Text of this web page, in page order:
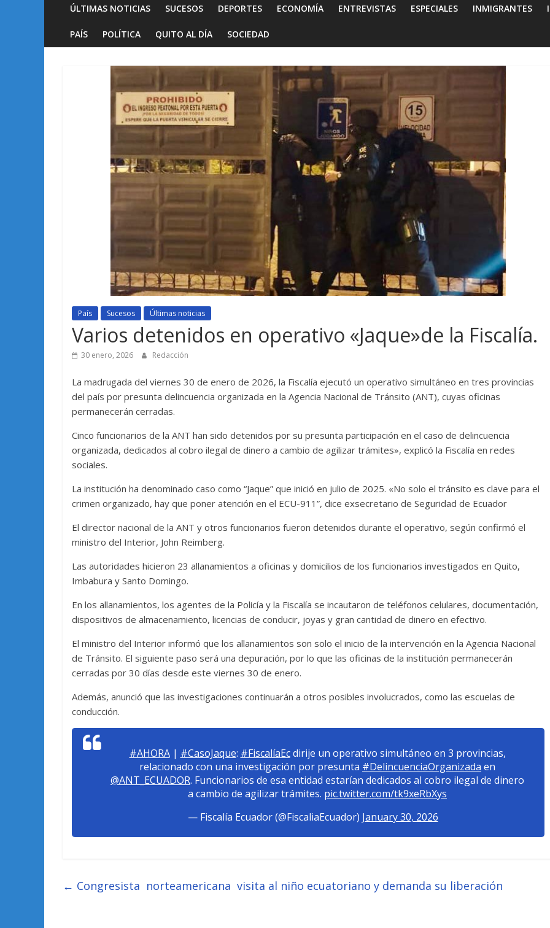
ÚLTIMAS NOTICIAS SUCESOS DEPORTES ECONOMÍA ENTREVISTAS ESPECIALES INMIGRANTES
PAÍS POLÍTICA QUITO AL DÍA SOCIEDAD
País Sucesos Últimas noticias
Varios detenidos en operativo «Jaque»de la Fiscalía.
30 enero, 2026 Redacción
La madrugada del viernes 30 de enero de 2026, la Fiscalía ejecutó un operativo simultáneo en tres provincias
del país por presunta delincuencia organizada en la Agencia Nacional de Tránsito (ANT), cuyas oficinas
permanecerán cerradas.
Cinco funcionarios de la ANT han sido detenidos por su presunta participación en el caso de delincuencia
organizada, dedicados al cobro ilegal de dinero a cambio de agilizar trámites», explicó la Fiscalía en redes
sociales.
La institución ha denominado caso como “Jaque” que inició en julio de 2025. «No solo el tránsito es clave para el
crimen organizado, hay que poner atención en el ECU-911”, dice exsecretario de Seguridad de Ecuador
El director nacional de la ANT y otros funcionarios fueron detenidos durante el operativo, según confirmó el
ministro del Interior, John Reimberg.
Las autoridades hicieron 23 allanamientos a oficinas y domicilios de los funcionarios investigados en Quito,
Imbabura y Santo Domingo.
En los allanamientos, los agentes de la Policía y la Fiscalía se incautaron de teléfonos celulares, documentación,
dispositivos de almacenamiento, licencias de conducir, joyas y gran cantidad de dinero en efectivo.
El ministro del Interior informó que los allanamientos son solo el inicio de la intervención en la Agencia Nacional
de Tránsito. El siguiente paso será una depuración, por lo que las oficinas de la institución permanecerán
cerradas por 30 días desde este viernes 30 de enero.
Además, anunció que las investigaciones continuarán a otros posibles involucrados, como las escuelas de
conducción.
#AHORA| #CasoJaque: #FiscalíaEcdirije un operativo simultáneo en 3 provincias,
relacionado con una investigación por presunta #DelincuenciaOrganizada en
@ANT_ECUADOR. Funcionarios de esa entidad estarían dedicados al cobro ilegal de dinero
a cambio de agilizar trámites. pic.twitter.com/tk9xeRbXys
— Fiscalía Ecuador (@FiscaliaEcuador) January 30, 2026
← Congresista norteamericana visita al niño ecuatoriano y demanda su liberación